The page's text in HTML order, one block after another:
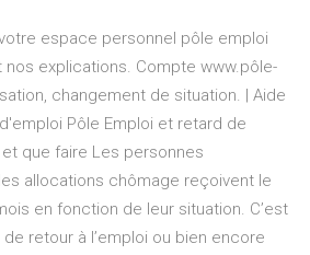
espace personnel pôle emploi
nos explications. Compte www.pôle-
changement de situation. | Aide
Pôle Emploi et retard de
que faire Les personnes
allocations chômage reçoivent le
en fonction de leur situation. C’est
de retour à l’emploi ou bien encore